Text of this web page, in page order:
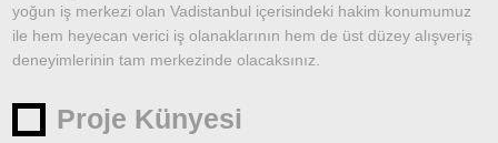
Proje Künyesi
yoğun iş merkezi olan Vadistanbul içerisindeki hakim konumumuz
ile hem heyecan verici iş olanaklarının hem de üst düzey alışveriş
deneyimlerinin tam merkezinde olacaksınız.